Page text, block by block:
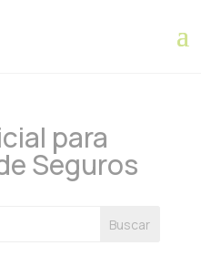
para
Seguros
Buscar